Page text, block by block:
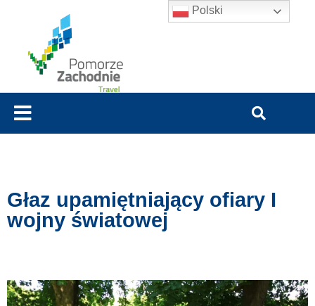
Głaz upamiętniający ofiary I
wojny światowej
Polski